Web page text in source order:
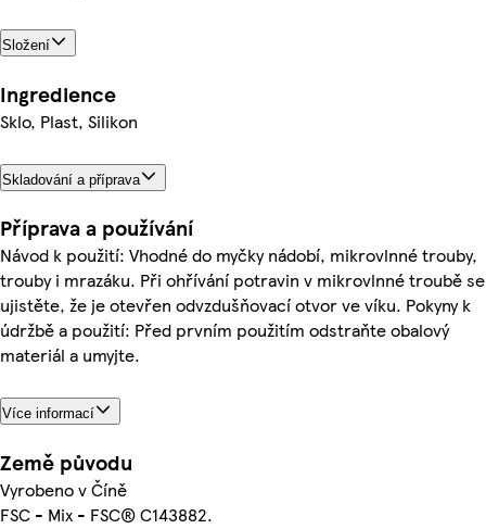
Složení
Ingredience
Sklo, Plast, Silikon
Skladování a příprava
Příprava a používání
Návod k použití: Vhodné do myčky nádobí, mikrovlnné trouby,
trouby i mrazáku. Při ohřívání potravin v mikrovlnné troubě se
ujistěte, že je otevřen odvzdušňovací otvor ve víku. Pokyny k
údržbě a použití: Před prvním použitím odstraňte obalový
materiál a umyjte.
Více informací
Země původu
Vyrobeno v Číně
FSC - Mix - FSC® C143882.